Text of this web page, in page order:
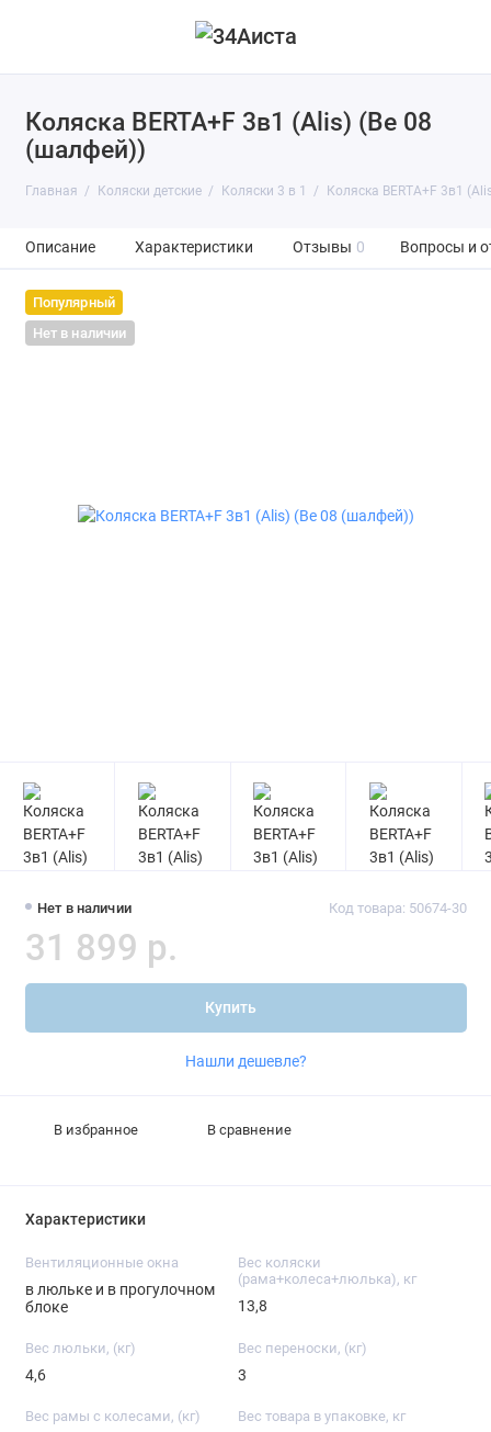
Коляска BERTA+F 3в1 (Alis) (Be 08
(шалфей))
Главная Коляски детские Коляски 3 в 1 Коляска BERTA+F 3в1
Описание Характеристики Отзывы 0 Вопросы и
Популярный
Нет в наличии
Нет в наличии Код товара: 50674-30
31 899 р.
Купить
Нашли дешевле?
В избранное В сравнение
Характеристики
Вентиляционные окна
в люльке и в прогулочном
блоке
Вес коляски
(рама+колеса+люлька), кг
13,8
Вес люльки, (кг)
4,6
Вес переноски, (кг)
3
Вес рамы с колесами, (кг) Вес товара в упаковке, кг